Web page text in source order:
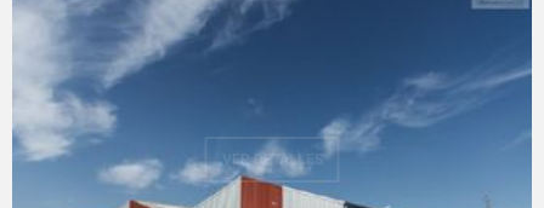
VER DETALLES